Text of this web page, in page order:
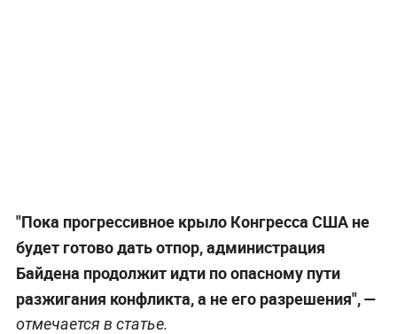
"Пока прогрессивное крыло Конгресса США не
будет готово дать отпор, администрация
Байдена продолжит идти по опасному пути
разжигания конфликта, а не его разрешения", —
отмечается в статье.